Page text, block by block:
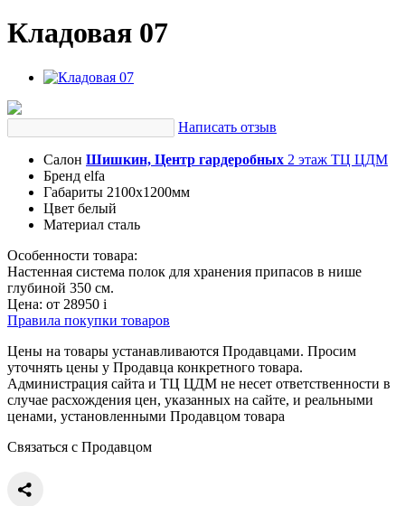
Кладовая 07
Написать отзыв
Салон Шишкин, Центр гардеробных 2 этаж ТЦ ЦДМ
Бренд elfa
Габариты 2100х1200мм
Цвет белый
Материал сталь
Особенности товара:
Настенная система полок для хранения припасов в нише
глубиной 350 см.
Цена: от 28950 i
Правила покупки товаров
Цены на товары устанавливаются Продавцами. Просим
уточнять цены у Продавца конкретного товара.
Администрация сайта и ТЦ ЦДМ не несет ответственности в
случае расхождения цен, указанных на сайте, и реальными
ценами, установленными Продавцом товара
Связаться с Продавцом